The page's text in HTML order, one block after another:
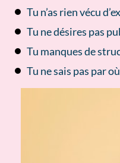
Tu n’as rien vécu
Tu ne désires pas
Tu manques de
Tu ne sais pas par